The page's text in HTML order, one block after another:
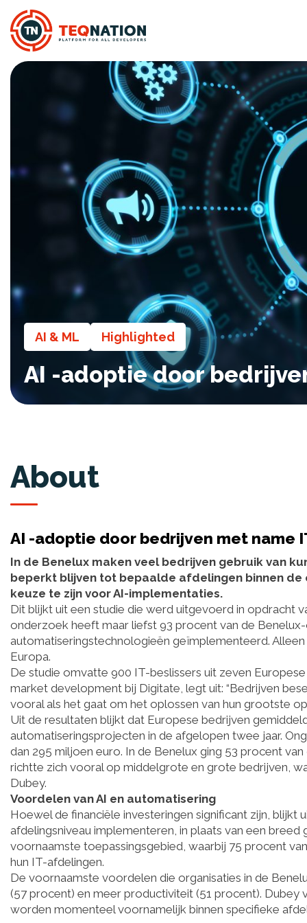
AI & ML Highlighted
AI -adoptie door
About
AI -adoptie door bedrijven met name
In de Benelux maken veel bedrijven gebruik van
beperkt blijven tot bepaalde afdelingen binnen
keuze te zijn voor AI-implementaties.
Dit blijkt uit een studie die werd uitgevoerd in opdracht
onderzoek heeft maar liefst 93 procent van de
automatiseringstechnologieën geïmplementeerd.
Europa.
De studie omvatte 900 IT-beslissers uit zeven
market development bij Digitate, legt uit: “Bedrijven
vooral als het gaat om het oplossen van hun grootste
Uit de resultaten blijkt dat Europese bedrijven
automatiseringsprojecten in de afgelopen twee jaar.
dan 295 miljoen euro. In de Benelux ging 53 procent
richtte zich vooral op middelgrote en grote bedrijven,
Dubey.
Voordelen van AI en automatisering
Hoewel de financiële investeringen significant zijn,
afdelingsniveau implementeren, in plaats van een
voornaamste toepassingsgebied, waarbij 75 procent
hun IT-afdelingen.
De voornaamste voordelen die organisaties in de
(57 procent) en meer productiviteit (51 procent). Dubey
worden momenteel voornamelijk binnen specifieke